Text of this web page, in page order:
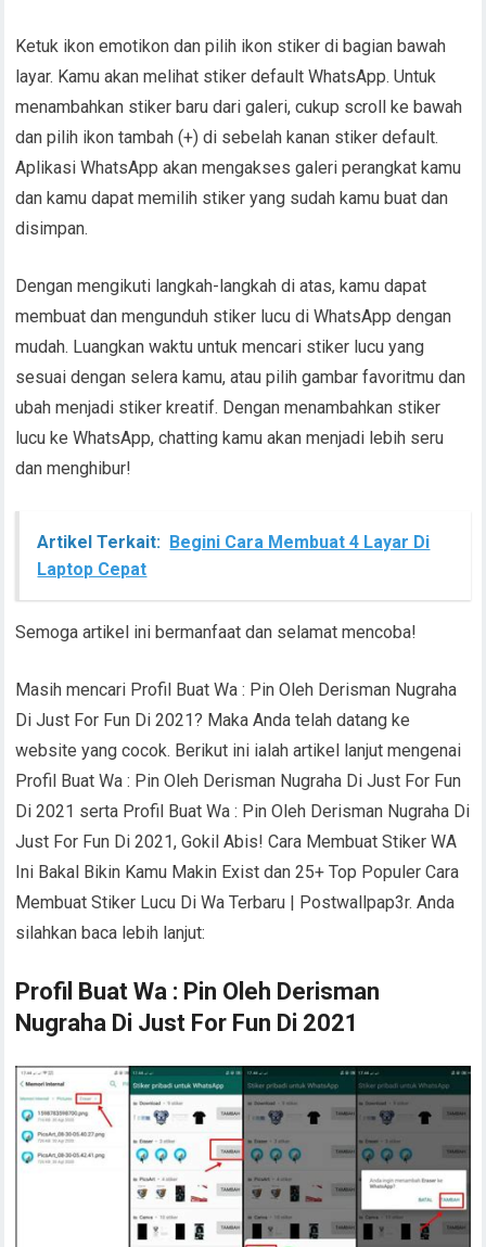
Ketuk ikon emotikon dan pilih ikon stiker di bagian bawah
layar. Kamu akan melihat stiker default WhatsApp. Untuk
menambahkan stiker baru dari galeri, cukup scroll ke bawah
dan pilih ikon tambah (+) di sebelah kanan stiker default.
Aplikasi WhatsApp akan mengakses galeri perangkat kamu
dan kamu dapat memilih stiker yang sudah kamu buat dan
disimpan.
Dengan mengikuti langkah-langkah di atas, kamu dapat
membuat dan mengunduh stiker lucu di WhatsApp dengan
mudah. Luangkan waktu untuk mencari stiker lucu yang
sesuai dengan selera kamu, atau pilih gambar favoritmu dan
ubah menjadi stiker kreatif. Dengan menambahkan stiker
lucu ke WhatsApp, chatting kamu akan menjadi lebih seru
dan menghibur!
Artikel Terkait: Begini Cara Membuat 4 Layar Di
Laptop Cepat
Semoga artikel ini bermanfaat dan selamat mencoba!
Masih mencari Profil Buat Wa : Pin Oleh Derisman Nugraha
Di Just For Fun Di 2021? Maka Anda telah datang ke
website yang cocok. Berikut ini ialah artikel lanjut mengenai
Profil Buat Wa : Pin Oleh Derisman Nugraha Di Just For Fun
Di 2021 serta Profil Buat Wa : Pin Oleh Derisman Nugraha Di
Just For Fun Di 2021, Gokil Abis! Cara Membuat Stiker WA
Ini Bakal Bikin Kamu Makin Exist dan 25+ Top Populer Cara
Membuat Stiker Lucu Di Wa Terbaru | Postwallpap3r. Anda
silahkan baca lebih lanjut:
Profil Buat Wa : Pin Oleh Derisman
Nugraha Di Just For Fun Di 2021